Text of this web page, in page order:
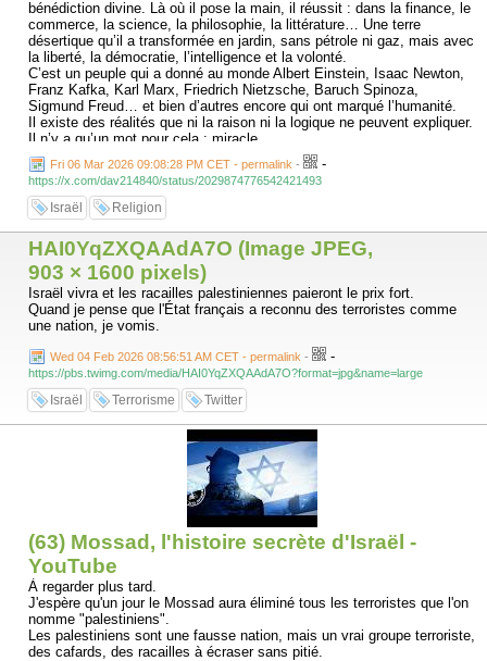
bénédiction divine. Là où il pose la main, il réussit : dans la finance, le
commerce, la science, la philosophie, la littérature… Une terre
désertique qu’il a transformée en jardin, sans pétrole ni gaz, mais avec
la liberté, la démocratie, l’intelligence et la volonté.
C’est un peuple qui a donné au monde Albert Einstein, Isaac Newton,
Franz Kafka, Karl Marx, Friedrich Nietzsche, Baruch Spinoza,
Sigmund Freud… et bien d’autres encore qui ont marqué l’humanité.
Il existe des réalités que ni la raison ni la logique ne peuvent expliquer.
Il n’y a qu’un mot pour cela : miracle.
Depuis deux ans et demi, ce peuple combat sur cinq fronts. On disait
qu’il s’épuiserait, qu’il allait s’effondrer… et pourtant, il surprend le
monde en ouvrant un nouveau front contre un ennemi iranien qui fait
peur à beaucoup, même parmi les régimes arabes.
Ce peuple, malgré son petit nombre, possède le courage des nobles, la
sagesse des prophètes, la patience des justes et la détermination des
survivants. Comment pourrait-il en être autrement, quand on sait qu’ils
sont les descendants d’Abraham, Solomon, David, Moses, Jacob,
Joseph… et de 1523 prophètes et messagers issus de leur lignée.
C’est un peuple qui a apporté au monde le monothéisme et la foi en un
seul Dieu. Un peuple animé par la soif de vivre, de travailler, d’innover
et de se perpétuer, et qui perdure depuis plus de 4000 ans.
Vraiment, je ne trouve pas d’autre mot pour le décrire que : le peuple-
miracle.
Si les Arabes avaient une vision claire, ils choisiraient de s’unir à ce
peuple, d’apprendre de lui, de coopérer avec lui… Peut-être
s’imprégneraient-ils alors de son savoir, de sa sagesse et de son sens
Fri 06 Mar 2026 09:08:28 PM CET - permalink - -
https://x.com/dav214840/status/2029874776542421493
Israël Religion
HAI0YqZXQAAdA7O (Image JPEG,
903 × 1600 pixels)
Israël vivra et les racailles palestiniennes paieront le prix fort.
Quand je pense que l'État français a reconnu des terroristes comme
une nation, je vomis.
Wed 04 Feb 2026 08:56:51 AM CET - permalink - -
https://pbs.twimg.com/media/HAI0YqZXQAAdA7O?format=jpg&name=large
Israël Terrorisme Twitter
(63) Mossad, l'histoire secrète d'Israël -
YouTube
À regarder plus tard.
J'espère qu'un jour le Mossad aura éliminé tous les terroristes que l'on
nomme "palestiniens".
Les palestiniens sont une fausse nation, mais un vrai groupe terroriste,
des cafards, des racailles à écraser sans pitié.